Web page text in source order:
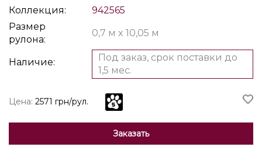
Коллекция:
942565
Размер
рулона:
0,7 м x 10,05 м
Наличие:
Под заказ, срок поставки до
1,5 мес.
Цена: 2571 грн/рул.
Заказать